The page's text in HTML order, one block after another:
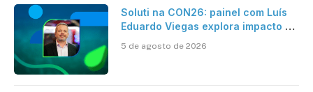
Soluti na CON26: painel com Luís
Eduardo Viegas explora impacto de
dados e IA na eficiência da
5 de agosto de 2026